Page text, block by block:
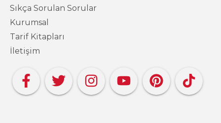
Sıkça Sorulan Sorular
Kurumsal
Tarif Kitapları
İletişim